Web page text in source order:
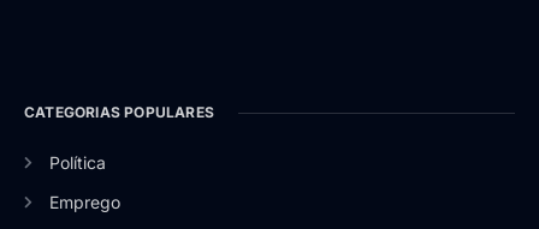
CATEGORIAS POPULARES
Política
Emprego